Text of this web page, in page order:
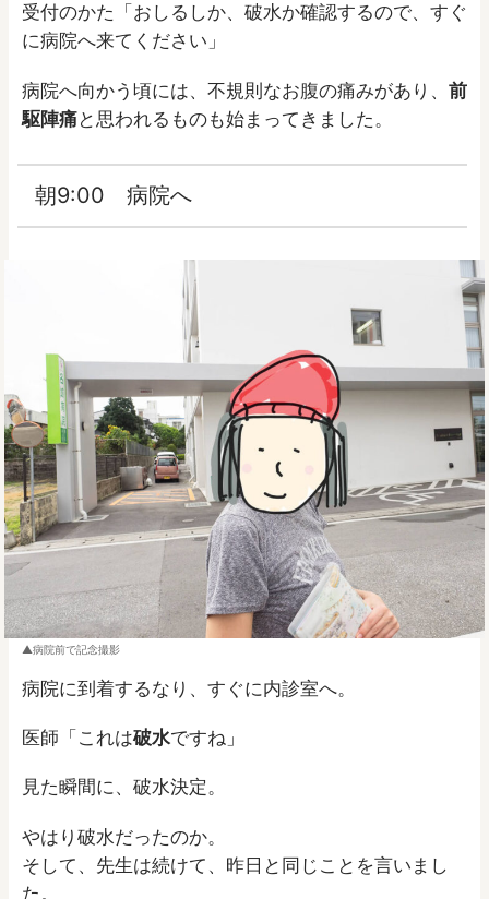
受付のかた「おしるしか、破水か確認するので、すぐ
に病院へ来てください」
病院へ向かう頃には、不規則なお腹の痛みがあり、 前
駆陣痛と思われるものも始まってきました。
朝9:00 病院へ
病院前で記念撮影
病院に到着するなり、すぐに内診室へ。
医師「これは破水ですね」
見た瞬間に、破水決定。
やはり破水だったのか。
そして、先生は続けて、昨日と同じことを言いまし
た。